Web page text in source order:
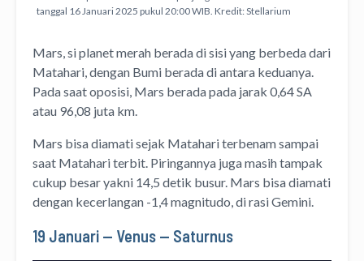
tanggal 16 Januari 2025 pukul 20:00 WIB. Kredit: Stellarium
Mars, si planet merah berada di sisi yang berbeda dari
Matahari, dengan Bumi berada di antara keduanya.
Pada saat oposisi, Mars berada pada jarak 0,64 SA
atau 96,08 juta km.
Mars bisa diamati sejak Matahari terbenam sampai
saat Matahari terbit. Piringannya juga masih tampak
cukup besar yakni 14,5 detik busur. Mars bisa diamati
dengan kecerlangan -1,4 magnitudo, di rasi Gemini.
19 Januari — Venus — Saturnus